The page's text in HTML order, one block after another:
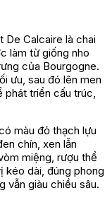
De Calcaire là chai
làm từ giống nho
của Bourgogne.
ưu, sau đó lên men
triển cấu trúc,
màu đỏ thạch lựu
chín, xen lẫn
miệng, rượu thể
kéo dài, đúng phong
vẫn giàu chiều sâu.